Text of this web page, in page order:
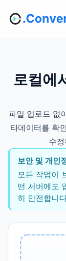
로컬에
파일 업로드 없
타데이터를 확
수
보안 및 개인
모든 작업이
떤 서버에도
히 안전합니